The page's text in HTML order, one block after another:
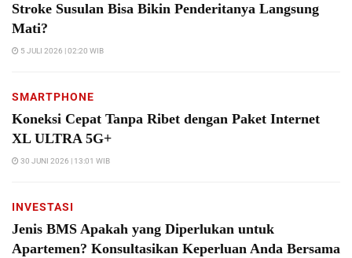
Stroke Susulan Bisa Bikin Penderitanya Langsung
Mati?
5 JULI 2026 | 02:20 WIB
SMARTPHONE
Koneksi Cepat Tanpa Ribet dengan Paket Internet
XL ULTRA 5G+
30 JUNI 2026 | 13:01 WIB
INVESTASI
Jenis BMS Apakah yang Diperlukan untuk
Apartemen? Konsultasikan Keperluan Anda Bersama